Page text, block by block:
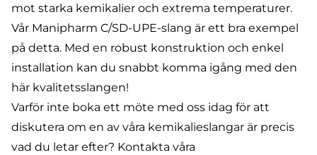
mot starka kemikalier och extrema temperaturer.
Vår Manipharm C/SD-UPE-slang är ett bra exempel
på detta. Med en robust konstruktion och enkel
installation kan du snabbt komma igång med den
här kvalitetsslangen!
Varför inte boka ett möte med oss idag för att
diskutera om en av våra kemikalieslangar är precis
vad du letar efter? Kontakta våra